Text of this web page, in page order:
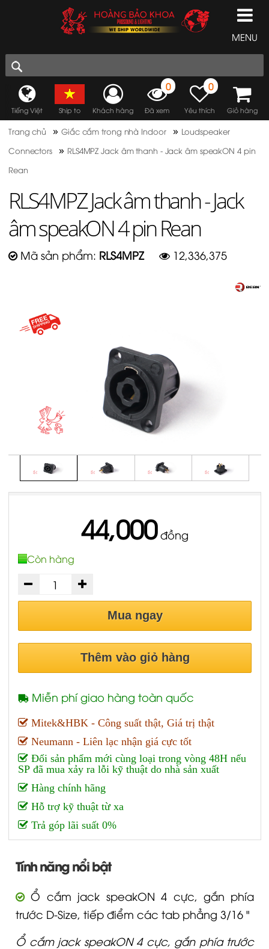
MENU
Tiếng Việt Ship to Khách hàng
0
Đã xem
0
Yêu thích Giỏ hàng
Trang chủ »Giắc cắm trong nhà Indoor » Loudspeaker
Connectors
» RLS4MPZ Jack âm thanh - Jack âm speakON 4 pin
Rean
RLS4MPZ Jack âm thanh - Jack
âm speakON 4 pin Rean
Mã sản phẩm: RLS4MPZ 12,336,375
44,000đồng
Còn hàng
Mua ngay
Thêm vào giỏ hàng
Miễn phí giao hàng toàn quốc
Mitek&HBK - Công suất thật, Giá trị thật
Neumann - Liên lạc nhận giá cực tốt
Đổi sản phẩm mới cùng loại trong vòng 48H nếu
SP đã mua xảy ra lỗi kỹ thuật do nhà sản xuất
Hàng chính hãng
Hỗ trợ kỹ thuật từ xa
Trả góp lãi suất 0%
Tính năng nổi bật
Ổ cắm jack speakON 4 cực, gắn phía
trước D-Size, tiếp điểm các tab phẳng 3/16 "
Ổ cắm jack speakON 4 cực, gắn phía trước